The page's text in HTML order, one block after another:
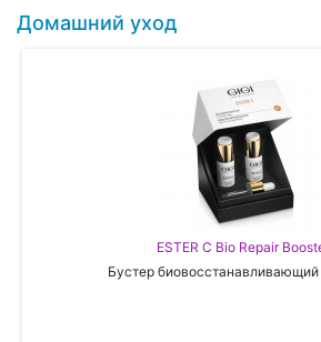
Домашний уход
ESTER C Bio Repair
Бустер